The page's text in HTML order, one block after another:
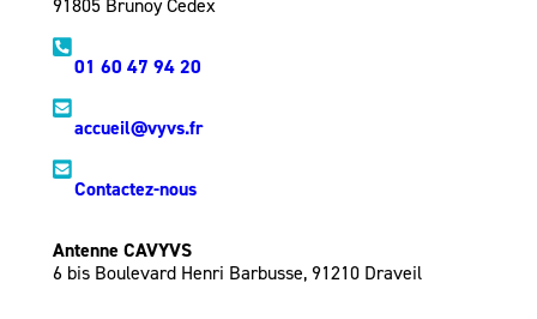
01 60 47 94 20
accueil@vyvs.fr
Contactez-nous
Antenne CAVYVS
6 bis Boulevard Henri Barbusse, 91210 Draveil